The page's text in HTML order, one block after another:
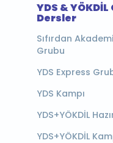
YDS &
Dersler
Sıfırdan
Grubu
YDS Express
YDS Kampı
YDS+YÖKDİL
YDS+YÖKDİL